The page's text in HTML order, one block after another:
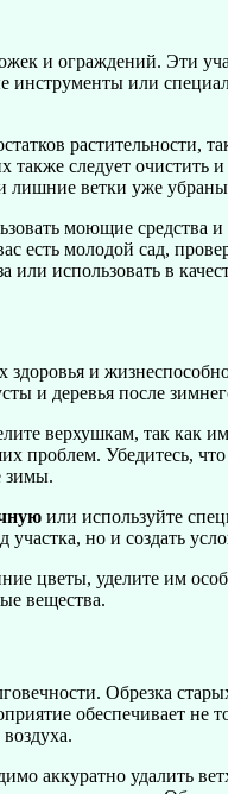
и ограждений. Эти
инструменты или
растительности,
следует
лишние ветки уже
моющие средства
молодой сад,
использовать в
и
и деревья после
верхушкам, так как
проблем. Убедитесь,
зимы.
или используйте
но и создать
цветы, уделите им
вещества.
Обрезка
обеспечивает не
аккуратно удалить